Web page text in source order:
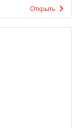
Открыть